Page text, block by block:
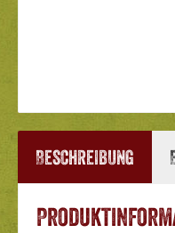
Beschreibung